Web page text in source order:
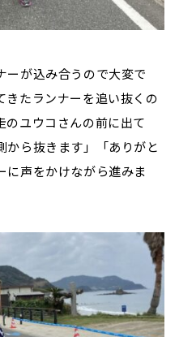
ーが込み合うので大変で
きたランナーを追い抜くの
のユウコさんの前に出て
から抜きます」「ありがと
に声をかけながら進みま